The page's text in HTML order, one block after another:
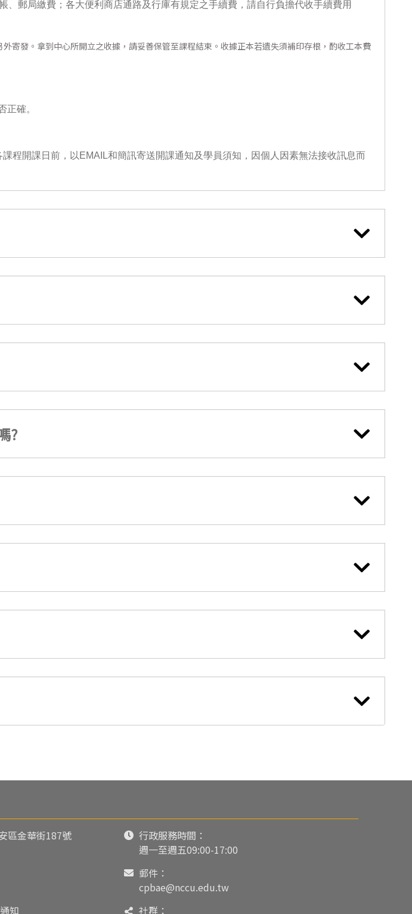
郵局繳費；各大便利商店通路及行庫有規定之手續費，請自行負擔代收手續費用
寄發。拿到中心所開立之收據，請妥善保管至課程結束。收據正本若遺失須補印存根，酌收工本費
正確。
程開課日前，以EMAIL和簡訊寄送開課通知及學員須知，因個人因素無法接收訊息而
?
區金華街187號
知
行政服務時間：
週一至週五09:00-17:00
郵件：
cpbae@nccu.edu.tw
社群：